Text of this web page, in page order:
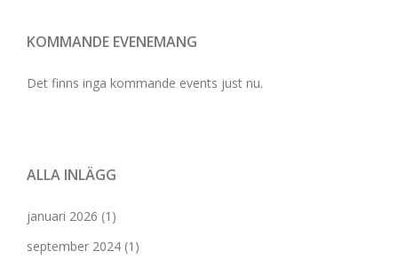
KOMMANDE EVENEMANG
Det finns inga kommande events just nu.
ALLA INLÄGG
januari 2026 (1)
september 2024 (1)